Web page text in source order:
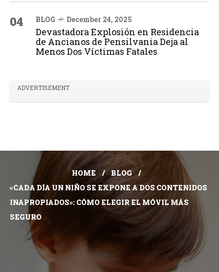
04 BLOG December 24, 2025
Devastadora Explosión en Residencia
de Ancianos de Pensilvania Deja al
Menos Dos Víctimas Fatales
ADVERTISEMENT
HOME
BLOG
«CADA DÍA UN NIÑO SE EXPONE A DOS CONTENIDOS
INAPROPIADOS»: CÓMO ELEGIR EL MÓVIL MÁS
SEGURO